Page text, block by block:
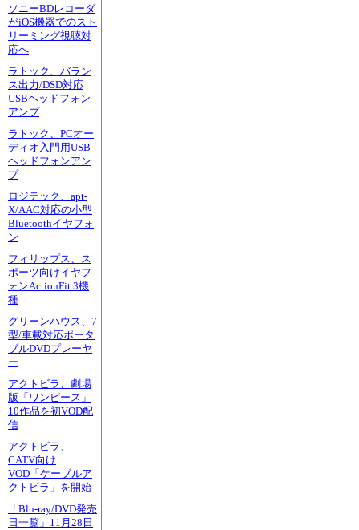
ソニーBDレコーダ
がiOS機器でのスト
リーミング視聴対
応へ
ラトック、バラン
ス出力/DSD対応
USBヘッドフォン
アンプ
ラトック、PCオー
ディオ入門用USB
ヘッドフォンアン
プ
ロジテック、apt-
X/AAC対応の小型
Bluetoothイヤフォ
ン
フィリップス、ス
ポーツ向けイヤフ
ォンActionFit 3機
種
グリーンハウス、7
型/車載対応ポータ
ブルDVDプレーヤ
ー
アクトビラ、劇場
版「ワンピース」
10作品を初VOD配
信
アクトビラ、
CATV向け
VOD「ケーブルア
クトビラ」を開始
「Blu-ray/DVD発売
日一覧」11月28日